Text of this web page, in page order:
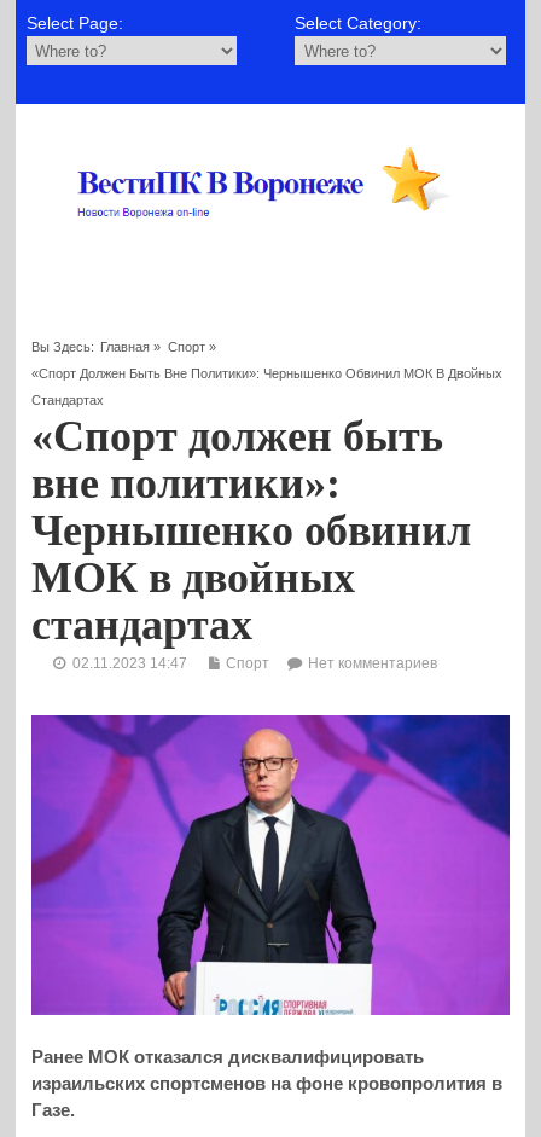
Select Page: Select Category:
Вы Здесь: Главная » Спорт»
«Спорт Должен Быть Вне Политики»: Чернышенко Обвинил МОК В Двойных
Стандартах
«Спорт должен быть
вне политики»:
Чернышенко обвинил
МОК в двойных
стандартах
02.11.2023 14:47 Спорт Нет комментариев
Ранее МОК отказался дисквалифицировать
израильских спортсменов на фоне кровопролития в
Газе.